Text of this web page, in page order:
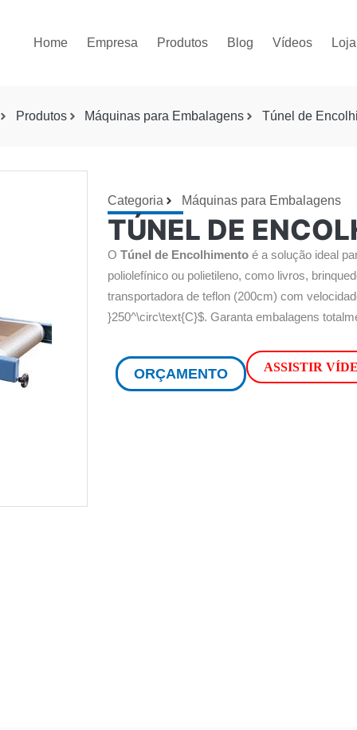
Home Empresa Produtos Blog Vídeos
Produtos Máquinas para Embalagens Túnel de
Categoria Máquinas para Embalagens
TÚNEL DE
O Túnel de Encolhimento é a solução ideal
poliolefínico ou polietileno, como livros,
transportadora de teflon (200cm) com
}250^\circ\text{C}$. Garanta embalagens
ORÇAMENTO ASSISTIR